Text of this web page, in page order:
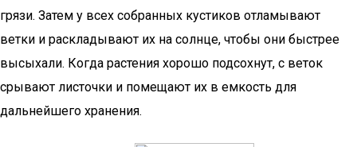
грязи. Затем у всех собранных кустиков отламывают
ветки и раскладывают их на солнце, чтобы они быстрее
высыхали. Когда растения хорошо подсохнут, с веток
срывают листочки и помещают их в емкость для
дальнейшего хранения.